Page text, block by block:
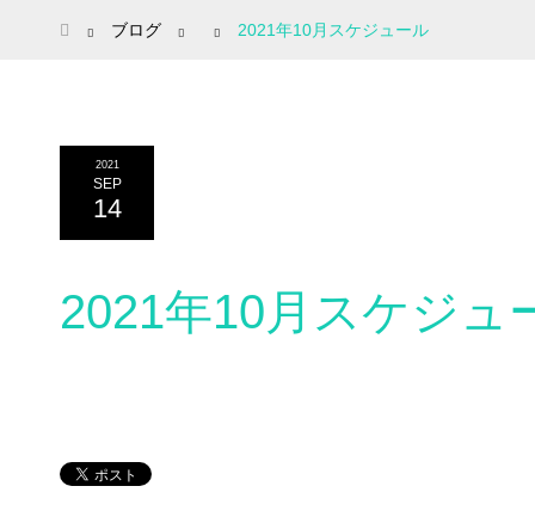
ホームブログ 2021年10月スケジュール
2021
SEP
14
2021年10月スケジュ